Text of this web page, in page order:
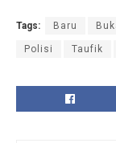
Tags: Baru
Polisi Taufik